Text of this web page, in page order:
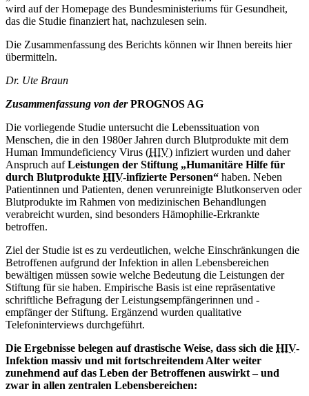
wird auf der Homepage des Bundesministeriums für Gesundheit,
das die Studie finanziert hat, nachzulesen sein.
Die Zusammenfassung des Berichts können wir Ihnen bereits hier
übermitteln.
Dr. Ute Braun
Zusammenfassung von derPROGNOS AG
Die vorliegende Studie untersucht die Lebenssituation von
Menschen, die in den 1980er Jahren durch Blutprodukte mit dem
Human Immundeficiency Virus (HIV) infiziert wurden und daher
Anspruch aufLeistungen der Stiftung „Humanitäre Hilfe für
durch Blutprodukte HIV-infizierte Personen“ haben. Neben
Patientinnen und Patienten, denen verunreinigte Blutkonserven oder
Blutprodukte im Rahmen von medizinischen Behandlungen
verabreicht wurden, sind besonders Hämophilie-Erkrankte
betroffen.
Ziel der Studie ist es zu verdeutlichen, welche Einschränkungen die
Betroffenen aufgrund der Infektion in allen Lebensbereichen
bewältigen müssen sowie welche Bedeutung die Leistungen der
Stiftung für sie haben. Empirische Basis ist eine repräsentative
schriftliche Befragung der Leistungsempfängerinnen und -
empfänger der Stiftung. Ergänzend wurden qualitative
Telefoninterviews durchgeführt.
Die Ergebnisse belegen auf drastische Weise, dass sich die HIV-
Infektion massiv und mit fortschreitendem Alter weiter
zunehmend auf das Leben der Betroffenen auswirkt – und
zwar in allen zentralen Lebensbereichen: